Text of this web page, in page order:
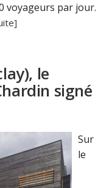
voyageurs par jour.
le
signé
Sur
le